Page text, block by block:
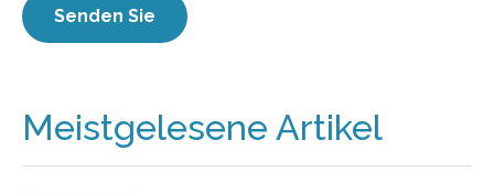
Meistgelesene Artikel